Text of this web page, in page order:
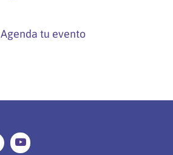
Agenda tu evento